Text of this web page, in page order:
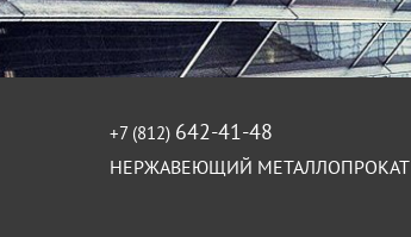
+7 (812) 642-41-48
НЕРЖАВЕЮЩИЙ МЕТАЛЛОПРОКАТ